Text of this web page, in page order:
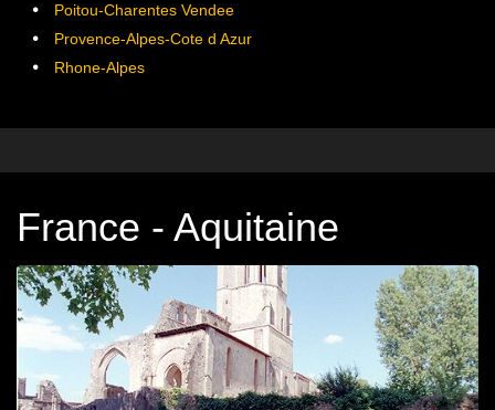
Poitou-Charentes Vendee
Provence-Alpes-Cote d Azur
Rhone-Alpes
France - Aquitaine